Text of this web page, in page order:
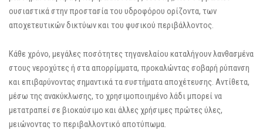
ουσιαστικά στην προστασία του υδροφόρου ορίζοντα, των
αποχετευτικών δικτύων και του φυσικού περιβάλλοντος.
Κάθε χρόνο, μεγάλες ποσότητες τηγανελαίου καταλήγουν λανθασμένα
στους νεροχύτες ή στα απορρίμματα, προκαλώντας σοβαρή ρύπανση
και επιβαρύνοντας σημαντικά τα συστήματα αποχέτευσης. Αντίθετα,
μέσω της ανακύκλωσης, το χρησιμοποιημένο λάδι μπορεί να
μετατραπεί σε βιοκαύσιμο και άλλες χρήσιμες πρώτες ύλες,
μειώνοντας το περιβαλλοντικό αποτύπωμα.